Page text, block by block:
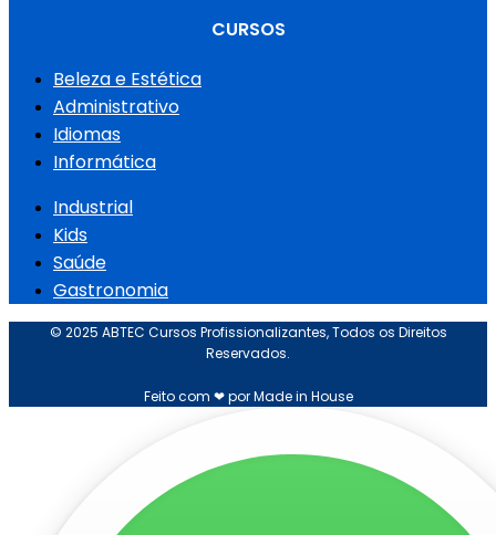
CURSOS
Beleza e Estética
Administrativo
Idiomas
Informática
Industrial
Kids
Saúde
Gastronomia
© 2025 ABTEC Cursos Profissionalizantes, Todos os Direitos
Reservados.
Feito com ❤ por Made in House